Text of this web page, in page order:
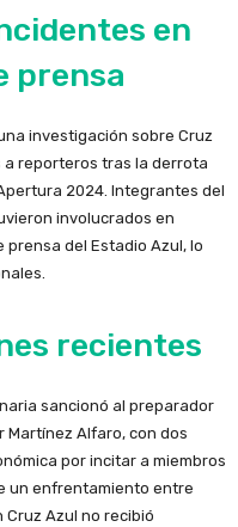
en
prensa
investigación sobre Cruz
reporteros tras la derrota
2024. Integrantes del
involucrados en
del Estadio Azul, lo
recientes
sancionó al preparador
Martínez Alfaro, con dos
por incitar a miembros
un enfrentamiento entre
Azul no recibió